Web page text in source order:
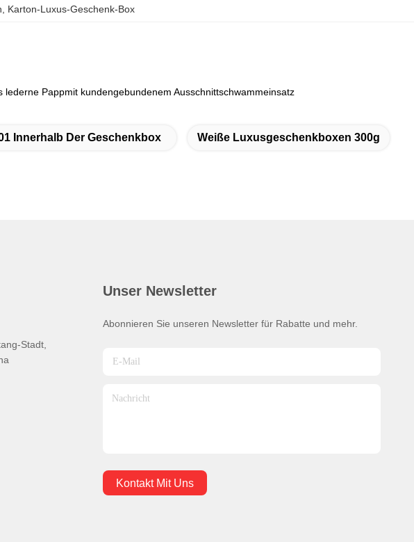
Karton-Luxus-Geschenk-Box
Pappmit kundengebundenem Ausschnittschwammeinsatz
Innerhalb Der Geschenkbox Weiße Luxusgeschenkboxen 300g
Stadt,
Unser Newsletter
Abonnieren Sie unseren Newsletter für Rabatte und mehr.
Kontakt Mit Uns